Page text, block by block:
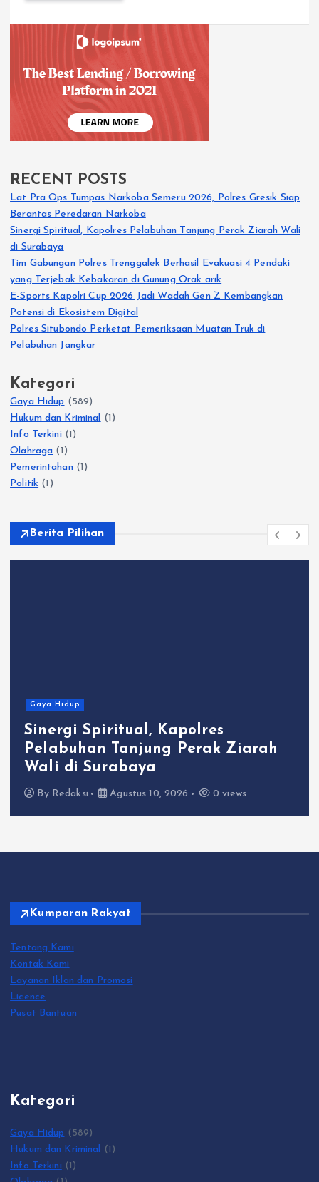
RECENT POSTS
Lat Pra Ops Tumpas Narkoba Semeru 2026, Polres Gresik Siap
Berantas Peredaran Narkoba
Sinergi Spiritual, Kapolres Pelabuhan Tanjung Perak Ziarah Wali
di Surabaya
Tim Gabungan Polres Trenggalek Berhasil Evakuasi 4 Pendaki
yang Terjebak Kebakaran di Gunung Orak arik
E-Sports Kapolri Cup 2026 Jadi Wadah Gen Z Kembangkan
Potensi di Ekosistem Digital
Polres Situbondo Perketat Pemeriksaan Muatan Truk di
Pelabuhan Jangkar
Kategori
Gaya Hidup (589)
Hukum dan Kriminal (1)
Info Terkini(1)
Olahraga (1)
Pemerintahan(1)
Politik (1)
Berita Pilihan
Gaya Hidup
Sinergi Spiritual, Kapolres
Pelabuhan Tanjung Perak Ziarah
Wali di Surabaya
By Redaksi Agustus 10, 2026 0 views
Kumparan Rakyat
Tentang Kami
Kontak Kami
Layanan Iklan dan Promosi
Licence
Pusat Bantuan
Kategori
Gaya Hidup (589)
Hukum dan Kriminal
(1)
Info Terkini (1)